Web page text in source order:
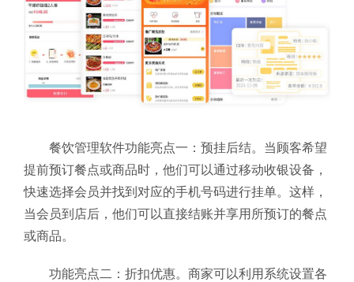
餐饮管理软件功能亮点一：预挂后结。当顾客希望
提前预订餐点或商品时，他们可以通过移动收银设备，
快速选择会员并找到对应的手机号码进行挂单。这样，
当会员到店后，他们可以直接结账并享用所预订的餐点
或商品。
功能亮点二：折扣优惠。商家可以利用系统设置各